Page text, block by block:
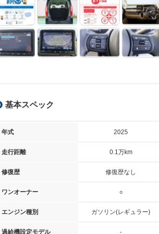
基本スペック
年式 2025
走行距離 0.1万km
修復歴 修復歴なし
ワンオーナー ○
エンジン種別 ガソリン(レギュラー)
過給機設定モデル -